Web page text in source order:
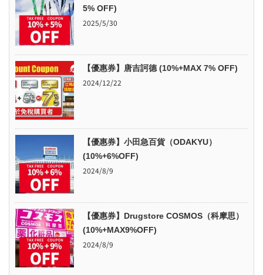
5% OFF)
2025/5/30
【優惠券】唐吉訶德 (10%+MAX 7% OFF)
2024/12/22
【優惠券】小田急百貨（ODAKYU）
(10%+6%OFF)
2024/8/9
【優惠券】Drugstore COSMOS（科摩思）
(10%+MAX9%OFF)
2024/8/9